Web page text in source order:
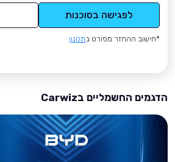
לפגישה בסוכנות
*חישוב ההחזר מפורט בתקנון
הדגמים החשמליים בCarwiz